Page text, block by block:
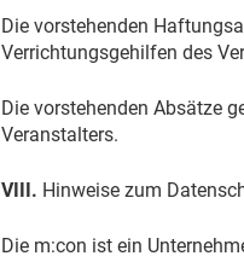
Die vorstehenden
Verrichtungsgehilfen des
Die vorstehenden Absätze
Veranstalters.
VIII. Hinweise zum
Die m:con ist ein